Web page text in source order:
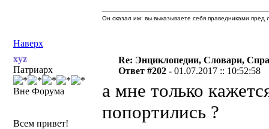
Наверх
Он сказал им: вы выказываете себя праведниками
xyz
Патриарх
Вне Форума
Всем привет!
Re: Энциклопедии, Словари,
Ответ #202 -01.07.2017 :: 10:52:58
а мне только
попортились ?